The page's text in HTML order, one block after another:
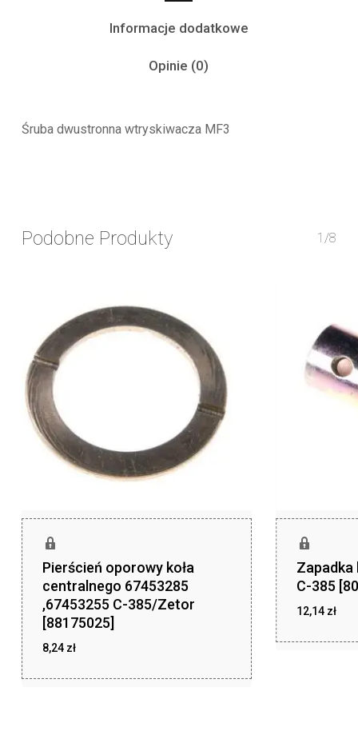
Informacje dodatkowe
Opinie (0)
Śruba dwustronna wtryskiwacza MF3
Podobne Produkty 1/8
Pierścień oporowy koła
centralnego 67453285
,67453255 C-385/Zetor
[88175025]
8,24 zł
Zapadka
C-385
12,14 zł